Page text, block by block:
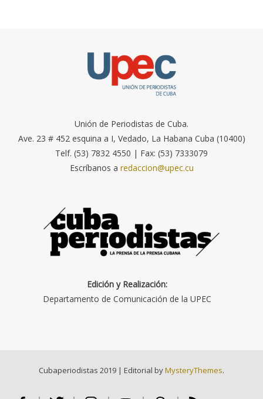
Unión de Periodistas de Cuba.
Ave. 23 # 452 esquina a I, Vedado, La Habana Cuba (10400)
Telf. (53) 7832 4550 | Fax: (53) 7333079
Escríbanos a redaccion@upec.cu
Edición y Realización:
Departamento de Comunicación de la UPEC
Cubaperiodistas 2019 | Editorial byMysteryThemes.